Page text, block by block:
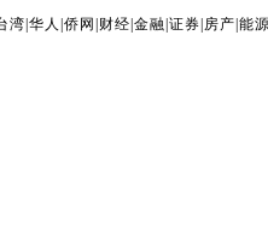
湾 华人 侨网 财经 金融 证券 房产 能源